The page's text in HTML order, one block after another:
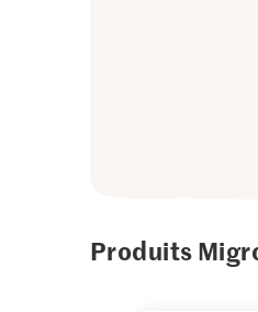
Produits